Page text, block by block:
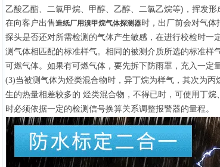
乙酸乙酯、二氯甲烷、甲醇、乙醇、二氯乙烷等)，挥发
在向客户出售造纸厂用溴甲烷气体探测器时，出厂前会对气体
探头是否还对所需检测的气体产生敏感，在进行校检时
测气体相匹配的标准样气。相同的被测介质所选的标准
可燃气体。如果有可燃气体，要先拆下防雨罩，充入一定
(3)当被测气体为烃类混合物时，异丁烷为样气，其次为
生的热量相差较多的 烃类混合物，不得已时，可使用丁
时必须依据一定的检测信号换算关系调整报警器的量程。